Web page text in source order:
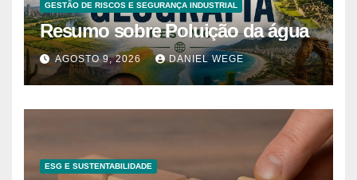
GESTÃO DE RISCOS E SEGURANÇA INDUSTRIAL
Resumo sobre Poluição da água
AGOSTO 9, 2026 DANIEL WEGE
ESG E SUSTENTABILIDADE